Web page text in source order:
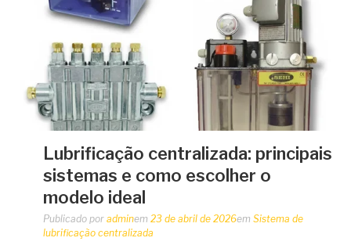
Lubrificação centralizada: principais
sistemas e como escolher o
modelo ideal
Publicado por adminem 23 de abril de 2026em Sistema de
lubrificação centralizada